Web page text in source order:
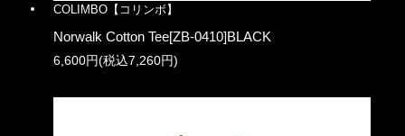
COLIMBO【コリンボ】
Norwalk Cotton Tee[ZB-0410]BLACK
6,600円(税込7,260円)